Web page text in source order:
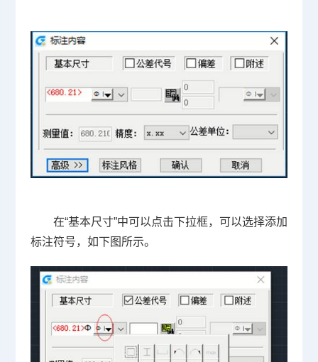
在“基本尺寸”中可以点击下拉框，可以选择添加
标注符号，如下图所示。